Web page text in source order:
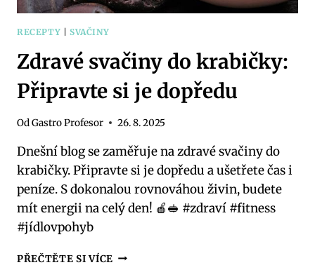
RECEPTY SVAČINY
Zdravé svačiny do krabičky:
Připravte si je dopředu
OdGastro Profesor 26. 8. 2025
Dnešní blog se zaměřuje na zdravé svačiny do
krabičky. Připravte si je dopředu a ušetřete čas i
peníze. S dokonalou rovnováhou živin, budete
mít energii na celý den! 🍎🥪 #zdraví #fitness
#jídlovpohyb
PŘEČTĚTE SI VÍCE ZDRAVÉ